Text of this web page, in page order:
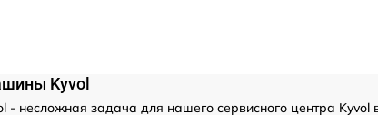
Kyvol
несложная задача для нашего сервисного центра Kyvol